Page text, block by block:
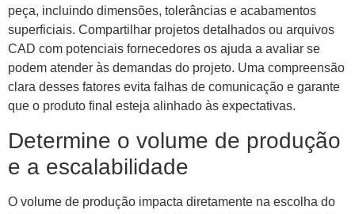
peça, incluindo dimensões, tolerâncias e acabamentos
superficiais. Compartilhar projetos detalhados ou arquivos
CAD com potenciais fornecedores os ajuda a avaliar se
podem atender às demandas do projeto. Uma compreensão
clara desses fatores evita falhas de comunicação e garante
que o produto final esteja alinhado às expectativas.
Determine o volume de produção
e a escalabilidade
O volume de produção impacta diretamente na escolha do